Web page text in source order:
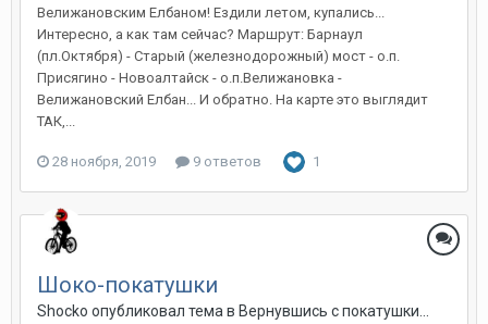
Велижановским Елбаном! Ездили летом, купались...
Интересно, а как там сейчас? Маршрут: Барнаул
(пл.Октября) - Старый (железнодорожный) мост - о.п.
Присягино - Новоалтайск - о.п.Велижановка -
Велижановский Елбан... И обратно. На карте это выглядит
ТАК,...
28 ноября, 2019 9 ответов 1
Шоко-покатушки
Shocko опубликовал тема в Вернувшись с покатушки...